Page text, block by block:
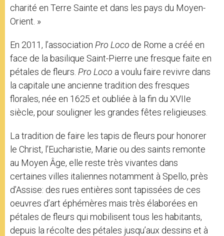
charité en Terre Sainte et dans les pays du Moyen-
Orient. »
En 2011, l’association Pro Loco de Rome a créé en
face de la basilique Saint-Pierre une fresque faite en
pétales de fleurs. Pro Loco a voulu faire revivre dans
la capitale une ancienne tradition des fresques
florales, née en 1625 et oubliée à la fin du XVIIe
siècle, pour souligner les grandes fêtes religieuses.
La tradition de faire les tapis de fleurs pour honorer
le Christ, l’Eucharistie, Marie ou des saints remonte
au Moyen Âge, elle reste très vivantes dans
certaines villes italiennes notamment à Spello, près
d’Assise: des rues entières sont tapissées de ces
oeuvres d’art éphémères mais très élaborées en
pétales de fleurs qui mobilisent tous les habitants,
depuis la récolte des pétales jusqu’aux dessins et à